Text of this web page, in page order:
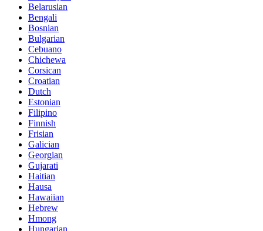
Belarusian
Bengali
Bosnian
Bulgarian
Cebuano
Chichewa
Corsican
Croatian
Dutch
Estonian
Filipino
Finnish
Frisian
Galician
Georgian
Gujarati
Haitian
Hausa
Hawaiian
Hebrew
Hmong
Hungarian